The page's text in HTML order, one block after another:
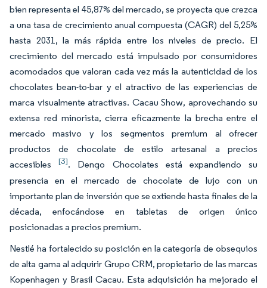
bien representa el 45,87% del mercado, se proyecta que crezca
a una tasa de crecimiento anual compuesta (CAGR) del 5,25%
hasta 2031, la más rápida entre los niveles de precio. El
crecimiento del mercado está impulsado por consumidores
acomodados que valoran cada vez más la autenticidad de los
chocolates bean-to-bar y el atractivo de las experiencias de
marca visualmente atractivas. Cacau Show, aprovechando su
extensa red minorista, cierra eficazmente la brecha entre el
mercado masivo y los segmentos premium al ofrecer
productos de chocolate de estilo artesanal a precios
accesibles[3]. Dengo Chocolates está expandiendo su
presencia en el mercado de chocolate de lujo con un
importante plan de inversión que se extiende hasta finales de la
década, enfocándose en tabletas de origen único
posicionadas a precios premium.
Nestlé ha fortalecido su posición en la categoría de obsequios
de alta gama al adquirir Grupo CRM, propietario de las marcas
Kopenhagen y Brasil Cacau. Esta adquisición ha mejorado el